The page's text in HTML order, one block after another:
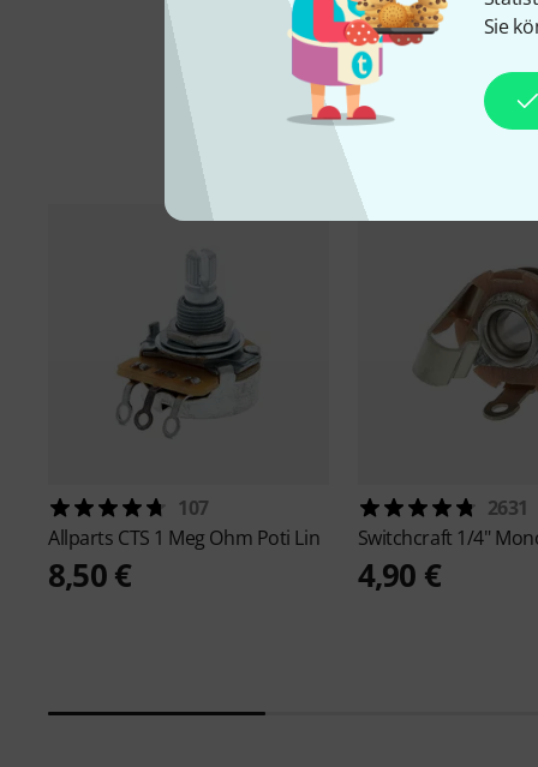
Sie
107
Allparts CTS 1 Meg Ohm Poti Lin
8,50 €
2631
Switchcraft 1/4"
4,90 €